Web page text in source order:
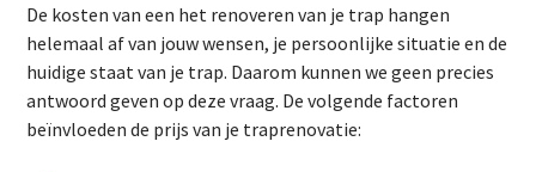
De kosten van een het renoveren van je trap hangen
helemaal af van jouw wensen, je persoonlijke situatie en de
huidige staat van je trap. Daarom kunnen we geen precies
antwoord geven op deze vraag. De volgende factoren
beïnvloeden de prijs van je traprenovatie: